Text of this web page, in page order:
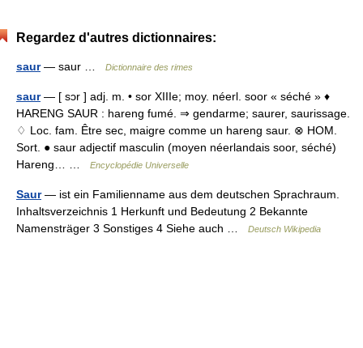
Regardez d'autres dictionnaires:
saur— saur … Dictionnaire des rimes
saur— [ sɔr ] adj. m. • sor XIIIe; moy. néerl. soor « séché » ♦
HARENG SAUR : hareng fumé. ⇒ gendarme; saurer, saurissage.
♢ Loc. fam. Être sec, maigre comme un hareng saur. ⊗ HOM.
Sort. ● saur adjectif masculin (moyen néerlandais soor, séché)
Hareng… …
Encyclopédie Universelle
Saur— ist ein Familienname aus dem deutschen Sprachraum.
Inhaltsverzeichnis 1 Herkunft und Bedeutung 2 Bekannte
Namensträger 3 Sonstiges 4 Siehe auch …
Deutsch Wikipedia